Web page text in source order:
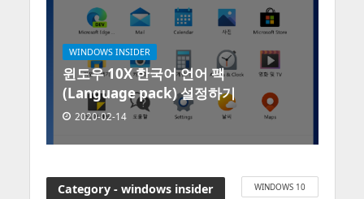
WINDOWS INSIDER
윈도우 10X 한국어 언어 팩
(Language pack) 설정하기
2020-02-14
Category - windows insider WINDOWS 10